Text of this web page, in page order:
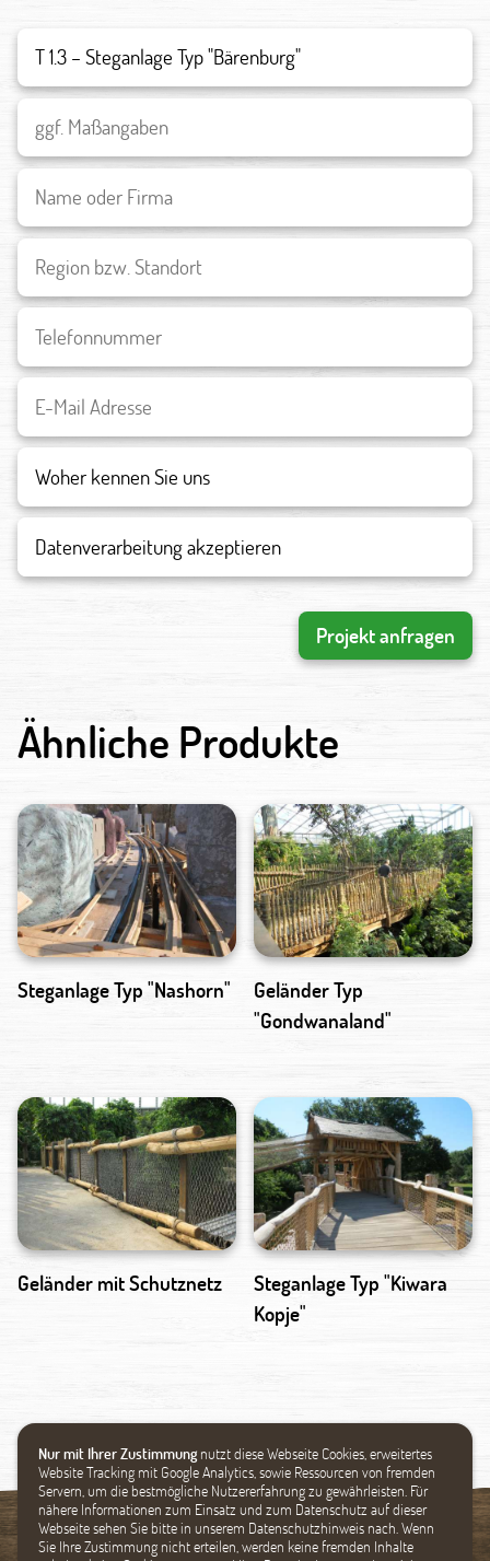
Nur mit Ihrer Zustimmung nutzt diese Webseite Cookies, erweitertes
Website Tracking mit Google Analytics, sowie Ressourcen von fremden
Servern, um die bestmögliche Nutzererfahrung zu gewährleisten. Für
nähere Informationen zum Einsatz und zum Datenschutz auf dieser
Webseite sehen Sie bitte in unserem Datenschutzhinweis nach. Wenn
Sie Ihre Zustimmung nicht erteilen, werden keine fremden Inhalte
Datenverarbeitung akzeptieren
Projekt anfragen
Ähnliche Produkte
Steganlage Typ "Nashorn"
Geländer Typ
"Gondwanaland"
Geländer mit Schutznetz
Steganlage Typ "Kiwara
Kopje"